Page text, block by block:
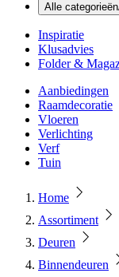
Alle categorieën
Inspiratie
Klusadvies
Folder &
Aanbiedingen
Raamdecoratie
Vloeren
Verlichting
Verf
Tuin
Home
Assortiment
Deuren
Binnendeuren